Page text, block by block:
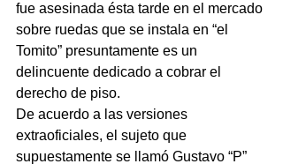
fue asesinada ésta tarde en el mercado
sobre ruedas que se instala en “el
Tomito” presuntamente es un
delincuente dedicado a cobrar el
derecho de piso.
De acuerdo a las versiones
extraoficiales, el sujeto que
supuestamente se llamó Gustavo “P”